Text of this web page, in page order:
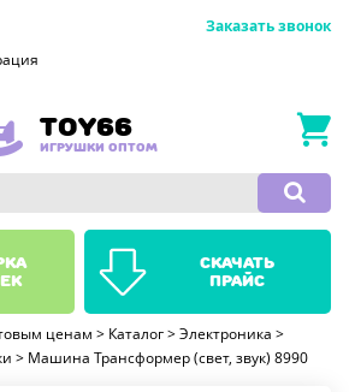
Заказать звонок
TOY66
ИГРУШКИ ОПТОМ
ценам > Каталог > Электроника >
> Машина Трансформер (свет, звук) 8990
скачать
прайс